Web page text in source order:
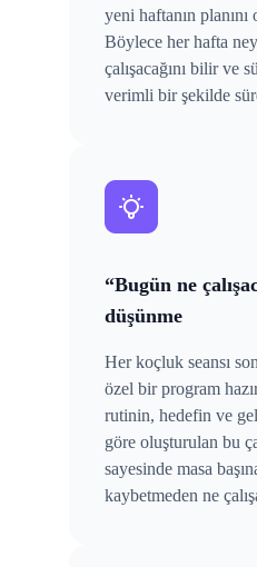
yeni haftanın planını
Böylece her hafta
çalışacağını bilir ve
verimli bir şekilde
“Bugün ne
düşünme
Her koçluk seansı
özel bir program
rutinin, hedefin ve
göre oluşturulan bu
sayesinde masa
kaybetmeden ne